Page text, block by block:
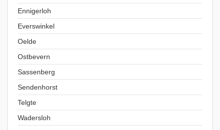
Ennigerloh
Everswinkel
Oelde
Ostbevern
Sassenberg
Sendenhorst
Telgte
Wadersloh